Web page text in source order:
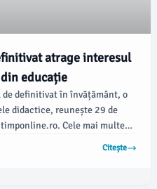
atrage interesul
educație
definitivat în învățământ, o
didactice, reunește 29 de
Cele mai multe
semnificativ de candidați
Citește